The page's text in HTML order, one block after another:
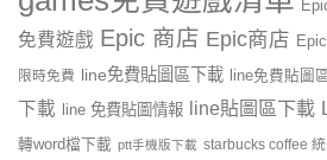
免費遊戲 Epic 商店 Epic商店
限時免費 line免費貼圖區下載 line免費貼圖
下載
line 免費貼圖情報 line貼圖區下載
轉word檔下載 ptt手機版下載 starbucks coffee